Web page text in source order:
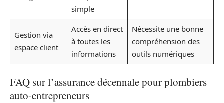
simple
Gestion via
espace client
Accès en direct
à toutes les
informations
Nécessite une bonne
compréhension des
outils numériques
FAQ sur l’assurance décennale pour plombiers
auto-entrepreneurs